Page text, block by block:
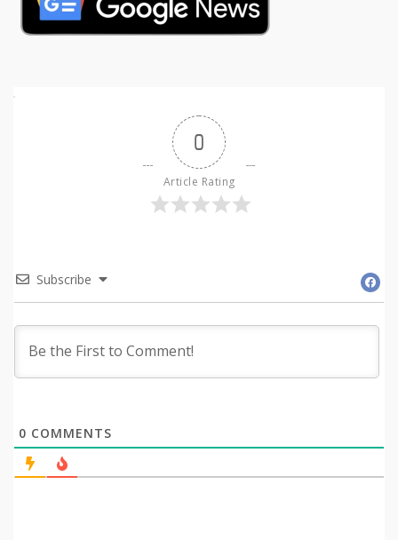
0
Article Rating
Subscribe
0 COMMENTS